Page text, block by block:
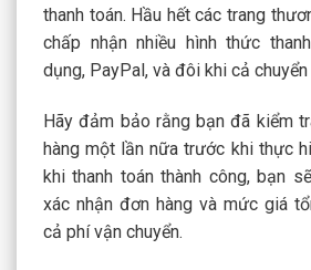
thanh toán. Hầu hết các trang
chấp nhận nhiều hình thức
dụng, PayPal, và đôi khi cả chuyển
Hãy đảm bảo rằng bạn đã kiểm
hàng một lần nữa trước khi thực
khi thanh toán thành công, bạn
xác nhận đơn hàng và mức giá
cả phí vận chuyển.